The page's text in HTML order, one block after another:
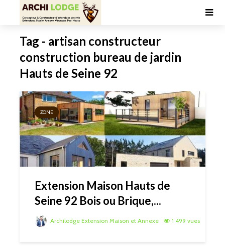
Tag - artisan constructeur
construction bureau de jardin
Hauts de Seine 92
ZONE
Extension Maison Hauts de
Seine 92 Bois ou Brique,...
Archilodge Extension Maison et Annexe 1 499 vues